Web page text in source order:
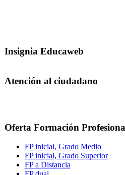
Insignia Educaweb
Atención al ciudadano
Oferta Formación
FP inicial, Grado Medio
FP inicial, Grado Superior
FP a Distancia